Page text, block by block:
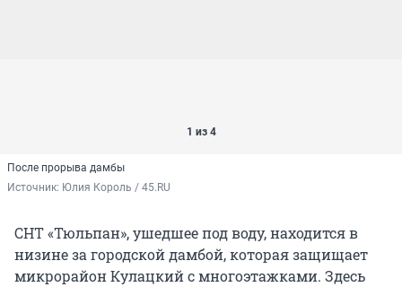
1 из 4
После прорыва дамбы
Источник: Юлия Король / 45.RU
СНТ «Тюльпан», ушедшее под воду, находится в
низине за городской дамбой, которая защищает
микрорайон Кулацкий с многоэтажками. Здесь